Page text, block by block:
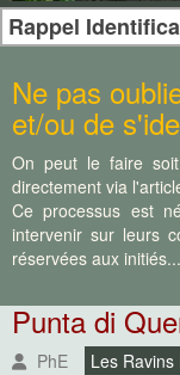
Rappel
Ne pas
et/ou de
On peut le faire
directement via
Ce processus est
intervenir sur leurs
réservées aux initiés...
Punta di
PhE Les